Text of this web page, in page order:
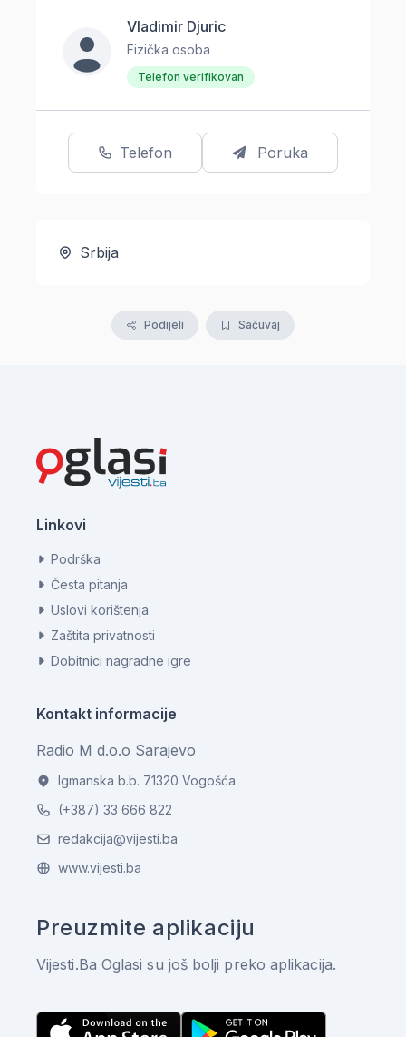
Vladimir Djuric
Fizička osoba
Telefon verifikovan
Telefon Poruka
Srbija
Podijeli Sačuvaj
Linkovi
Podrška
Česta pitanja
Uslovi korištenja
Zaštita privatnosti
Dobitnici nagradne igre
Kontakt informacije
Radio M d.o.o Sarajevo
Igmanska b.b. 71320 Vogošća
(+387) 33 666 822
redakcija@vijesti.ba
www.vijesti.ba
Preuzmite aplikaciju
Vijesti.Ba Oglasi su još bolji preko aplikacija.